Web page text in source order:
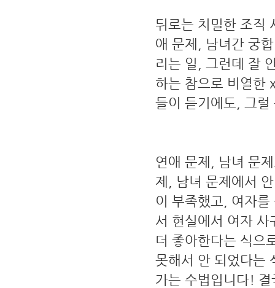
뒤로는 치밀한 조직
애 문제, 남녀간 궁
리는 일, 그런데 잘
하는 참으로 비열한
들이 듣기에도, 그
연애 문제, 남녀 문
제, 남녀 문제에서
이 부족했고, 여자
서 현실에서 여자
더 좋아한다는 식으
못해서 안 되었다는
가는 수법입니다!